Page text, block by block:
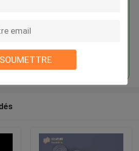
SOUMETTRE
Continuer